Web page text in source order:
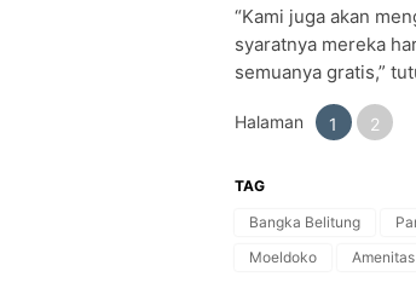
“Kami juga akan
syaratnya mereka
semuanya gratis,”
Halaman 1 2
TAG
Bangka Belitung
Moeldoko